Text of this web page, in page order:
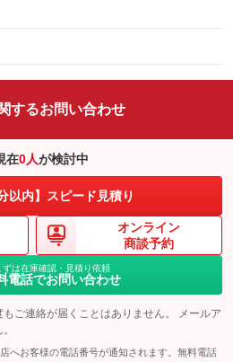
するお問い合わせ
在0人が検討中
以内】スピード見積り
オンライン
商談予約
ずは在庫確認・見積り依頼
電話でお問い合わせ
ご連絡が届くことはありません。 メールア
へお客様の電話番号が通知されます。無料電話